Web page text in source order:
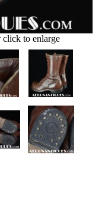
click to enlarge